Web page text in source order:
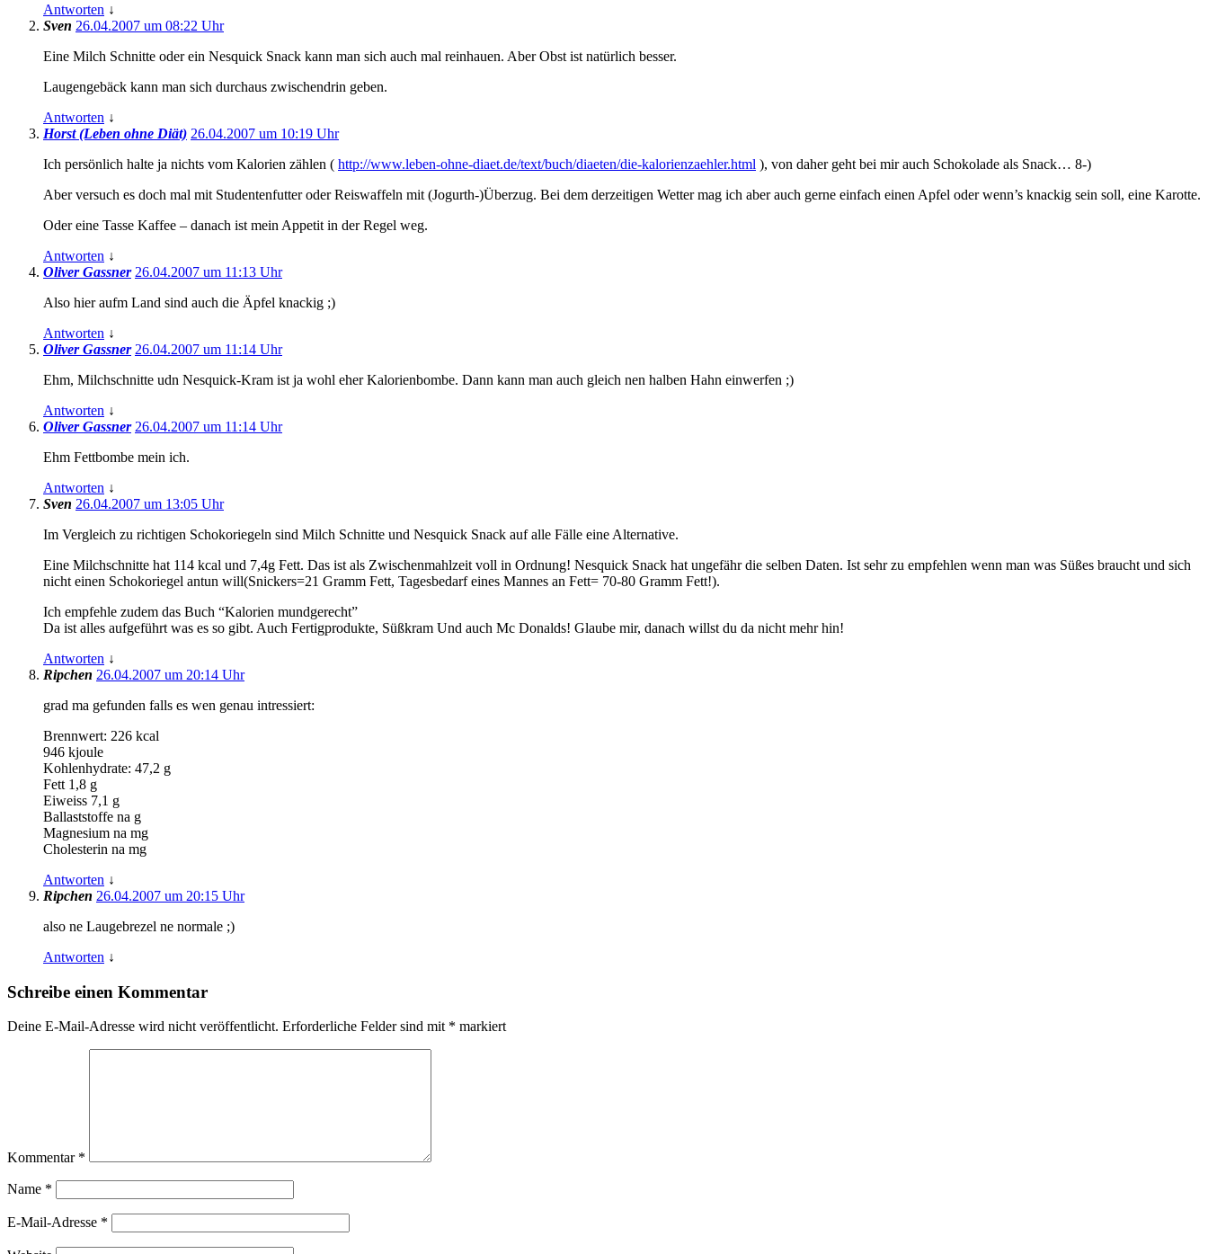
Antworten ↓
Sven 26.04.2007 um 08:22 Uhr
Eine Milch Schnitte oder ein Nesquick Snack kann man sich auch mal reinhauen. Aber Obst ist natürlich besser.
Laugengebäck kann man sich durchaus zwischendrin geben.
Antworten ↓
Horst (Leben ohne Diät) 26.04.2007 um 10:19 Uhr
Ich persönlich halte ja nichts vom Kalorien zählen ( http://www.leben-ohne-diaet.de/text/buch/diaeten/die-kalorienzaehler.html ), von daher geht bei mir auch Schokolade als Snack… 8-)
Aber versuch es doch mal mit Studentenfutter oder Reiswaffeln mit (Jogurth-)Überzug. Bei dem derzeitigen Wetter mag ich aber auch gerne einfach einen Apfel oder wenn’s knackig sein soll, eine Karotte.
Oder eine Tasse Kaffee – danach ist mein Appetit in der Regel weg.
Antworten ↓
Oliver Gassner 26.04.2007 um 11:13 Uhr
Also hier aufm Land sind auch die Äpfel knackig ;)
Antworten ↓
Oliver Gassner 26.04.2007 um 11:14 Uhr
Ehm, Milchschnitte udn Nesquick-Kram ist ja wohl eher Kalorienbombe. Dann kann man auch gleich nen halben Hahn einwerfen ;)
Antworten ↓
Oliver Gassner 26.04.2007 um 11:14 Uhr
Ehm Fettbombe mein ich.
Antworten ↓
Sven 26.04.2007 um 13:05 Uhr
Im Vergleich zu richtigen Schokoriegeln sind Milch Schnitte und Nesquick Snack auf alle Fälle eine Alternative.
Eine Milchschnitte hat 114 kcal und 7,4g Fett. Das ist als Zwischenmahlzeit voll in Ordnung! Nesquick Snack hat ungefähr die selben Daten. Ist sehr zu empfehlen wenn man was Süßes braucht und sich
nicht einen Schokoriegel antun will(Snickers=21 Gramm Fett, Tagesbedarf eines Mannes an Fett= 70-80 Gramm Fett!).
Ich empfehle zudem das Buch “Kalorien mundgerecht”
Da ist alles aufgeführt was es so gibt. Auch Fertigprodukte, Süßkram Und auch Mc Donalds! Glaube mir, danach willst du da nicht mehr hin!
Antworten ↓
Ripchen 26.04.2007 um 20:14 Uhr
grad ma gefunden falls es wen genau intressiert:
Brennwert: 226 kcal
946 kjoule
Kohlenhydrate: 47,2 g
Fett 1,8 g
Eiweiss 7,1 g
Ballaststoffe na g
Magnesium na mg
Cholesterin na mg
Antworten ↓
Ripchen 26.04.2007 um 20:15 Uhr
also ne Laugebrezel ne normale ;)
Antworten ↓
Schreibe einen Kommentar
Deine E-Mail-Adresse wird nicht veröffentlicht. Erforderliche Felder sind mit * markiert
Kommentar *
Name *
E-Mail-Adresse *